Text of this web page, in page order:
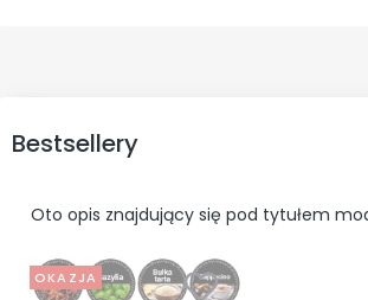
Bestsellery
Oto opis znajdujący się pod tytułem
OKAZJA